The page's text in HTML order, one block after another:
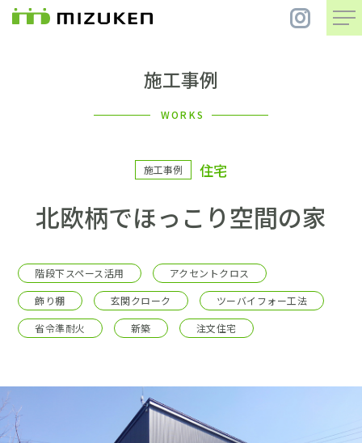
住 宅
会社案内
施工事例
土地をお探しの方
施工事例
WORKS
施工事例 住宅
北欧柄でほっこり空間の家
階段下スペース活用
アクセントクロス
飾り棚
玄関クローク
ツーバイフォー工法
省令準耐火
新築 注文住宅